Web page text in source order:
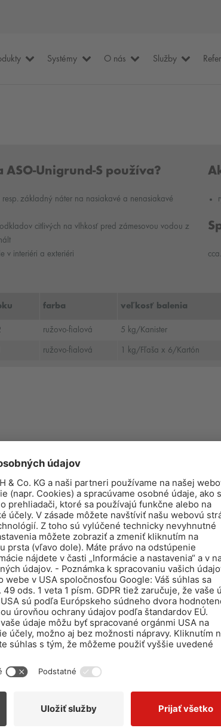
Systémy O nás Služby
ASO-Unigrund-S používa?
resp. základný náter na nasiakavé a nenasiakavé
citlivých na vlhkosť pred zámesovou vodou z
v interiéri a exteriéri
farba veľkosť balenia
ružovo-fialová 5 kg/Kanister
ružovo-fialová 1 kg/Fľaša x 6/Kartón